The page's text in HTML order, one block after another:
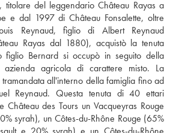
titolare del leggendario Château Rayas a
e dal 1997 di Château Fonsalette, oltre
Reynaud, figlio di Albert Reynaud
Rayas dal 1880), acquistò la tenuta
Bernard si occupò in seguito della
azienda agricola di carattere misto. La
all'interno della famiglia fino ad
Reynaud. Questa tenuta di 40 ettari
Château des Tours un Vacqueyras Rouge
syrah), un Côtes-du-Rhône Rouge (65%